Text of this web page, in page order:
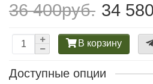
36 400руб. 34
В корзину
Доступные опции